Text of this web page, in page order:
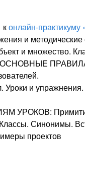
конлайн-
и
и множество.
ПРАВИЛА:
и упражнения.
Синонимы.
проектов